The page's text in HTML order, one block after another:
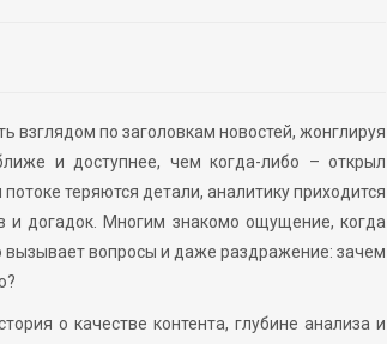
взглядом по заголовкам новостей, жонглируя
и доступнее, чем когда-либо – открыл
теряются детали, аналитику приходится
и догадок. Многим знакомо ощущение, когда
вызывает вопросы и даже раздражение: зачем
о качестве контента, глубине анализа и